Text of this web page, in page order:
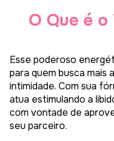
O Que é
Esse poderoso
para quem busca mais
intimidade. Com sua
atua estimulando a
com vontade de
seu parceiro.